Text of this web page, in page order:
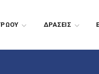
ΔΡΑΣΕΙΣ